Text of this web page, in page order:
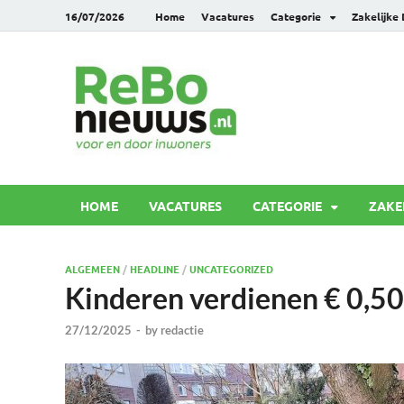
16/07/2026 Home Vacatures Categorie Zakelijke
HOME VACATURES CATEGORIE
ALGEMEEN / HEADLINE /UNCATEGORIZED
Kinderen verdienen €
27/12/2025 - by redactie